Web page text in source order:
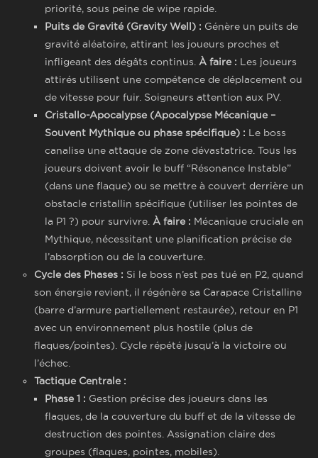
priorité, sous peine de wipe rapide.
Puits de Gravité (Gravity Well) : Génère un puits de
gravité aléatoire, attirant les joueurs proches et
infligeant des dégâts continus. À faire : Les joueurs
attirés utilisent une compétence de déplacement ou
de vitesse pour fuir. Soigneurs attention aux PV.
Cristallo-Apocalypse (Apocalypse Mécanique –
Souvent Mythique ou phase spécifique) : Le boss
canalise une attaque de zone dévastatrice. Tous les
joueurs doivent avoir le buff “Résonance Instable”
(dans une flaque) ou se mettre à couvert derrière un
obstacle cristallin spécifique (utiliser les pointes de
la P1 ?) pour survivre. À faire : Mécanique cruciale en
Mythique, nécessitant une planification précise de
l’absorption ou de la couverture.
Cycle des Phases : Si le boss n’est pas tué en P2, quand
son énergie revient, il régénère sa Carapace Cristalline
(barre d’armure partiellement restaurée), retour en P1
avec un environnement plus hostile (plus de
flaques/pointes). Cycle répété jusqu’à la victoire ou
l’échec.
Tactique Centrale :
Phase 1 : Gestion précise des joueurs dans les
flaques, de la couverture du buff et de la vitesse de
destruction des pointes. Assignation claire des
groupes (flaques, pointes, mobiles).